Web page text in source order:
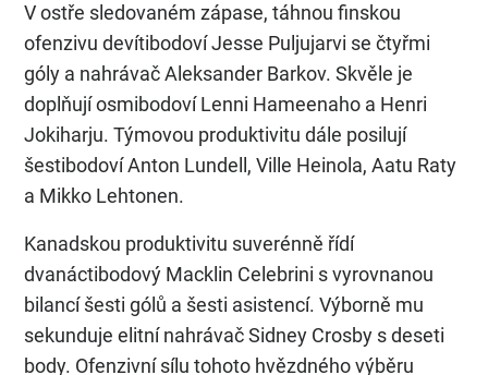
V ostře sledovaném zápase, táhnou finskou
ofenzivu devítibodoví Jesse Puljujarvi se čtyřmi
góly a nahrávač Aleksander Barkov. Skvěle je
doplňují osmibodoví Lenni Hameenaho a Henri
Jokiharju. Týmovou produktivitu dále posilují
šestibodoví Anton Lundell, Ville Heinola, Aatu Raty
a Mikko Lehtonen.
Kanadskou produktivitu suverénně řídí
dvanáctibodový Macklin Celebrini s vyrovnanou
bilancí šesti gólů a šesti asistencí. Výborně mu
sekunduje elitní nahrávač Sidney Crosby s deseti
body. Ofenzivní sílu tohoto hvězdného výběru